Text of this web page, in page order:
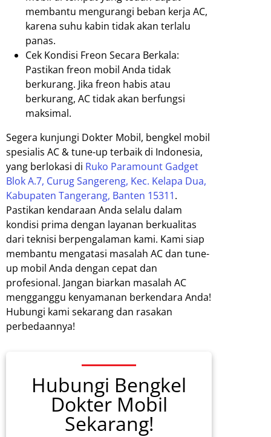
membantu mengurangi beban kerja AC,
karena suhu kabin tidak akan terlalu
panas.
Cek Kondisi Freon Secara Berkala:
Pastikan freon mobil Anda tidak
berkurang. Jika freon habis atau
berkurang, AC tidak akan berfungsi
maksimal.
Segera kunjungi Dokter Mobil, bengkel mobil
spesialis AC & tune-up terbaik di Indonesia,
yang berlokasi di Ruko Paramount Gadget
Blok A.7, Curug Sangereng, Kec. Kelapa Dua,
Kabupaten Tangerang, Banten 15311.
Pastikan kendaraan Anda selalu dalam
kondisi prima dengan layanan berkualitas
dari teknisi berpengalaman kami. Kami siap
membantu mengatasi masalah AC dan tune-
up mobil Anda dengan cepat dan
profesional. Jangan biarkan masalah AC
mengganggu kenyamanan berkendara Anda!
Hubungi kami sekarang dan rasakan
perbedaannya!
Hubungi Bengkel
Dokter Mobil
Sekarang!